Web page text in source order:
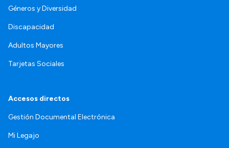
Géneros y Diversidad
Discapacidad
Adultos Mayores
Tarjetas Sociales
Accesos directos
Gestión Documental Electrónica
Mi Legajo